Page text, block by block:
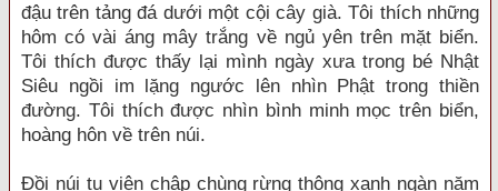
đậu trên tảng đá dưới một cội cây già. Tôi thích những
hôm có vài áng mây trắng về ngủ yên trên mặt biển.
Tôi thích được thấy lại mình ngày xưa trong bé Nhật
Siêu ngồi im lặng ngước lên nhìn Phật trong thiền
đường. Tôi thích được nhìn bình minh mọc trên biển,
hoàng hôn về trên núi.
Đồi núi tu viện chập chùng rừng thông xanh ngàn năm